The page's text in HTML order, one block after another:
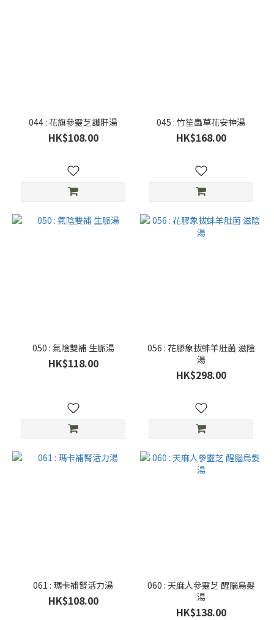
044 : 花旗參靈芝護肝湯
HK$108.00
045 : 竹笙蟲草花安神湯
HK$168.00
050 : 氣陰雙補 生脈湯
HK$118.00
056 : 花膠象拔蚌羊肚菌 滋陰
湯
HK$298.00
061 : 瑪卡補腎活力湯
HK$108.00
060 : 天麻人參靈芝 醒腦烏髮
湯
HK$138.00